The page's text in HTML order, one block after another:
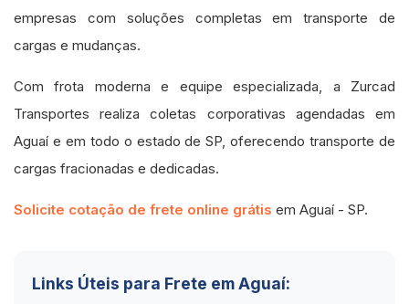
empresas com soluções completas em transporte de
cargas e mudanças.
Com frota moderna e equipe especializada, a Zurcad
Transportes realiza coletas corporativas agendadas em
Aguaí e em todo o estado de SP, oferecendo transporte de
cargas fracionadas e dedicadas.
Solicite cotação de frete online grátis em Aguaí - SP.
Links Úteis para Frete em Aguaí: